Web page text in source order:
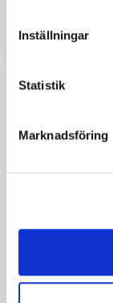
Inställningar
Statistik
Marknadsföring
Regler